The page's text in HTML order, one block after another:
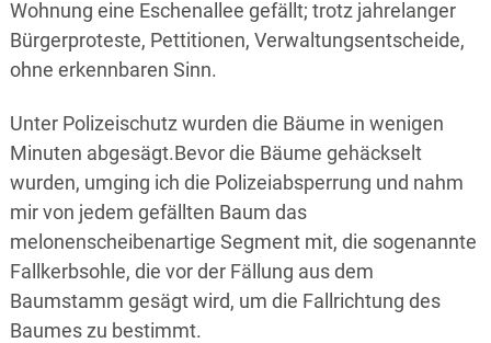
Wohnung eine Eschenallee gefällt; trotz jahrelanger
Bürgerproteste, Pettitionen, Verwaltungsentscheide,
ohne erkennbaren Sinn.
Unter Polizeischutz wurden die Bäume in wenigen
Minuten abgesägt.Bevor die Bäume gehäckselt
wurden, umging ich die Polizeiabsperrung und nahm
mir von jedem gefällten Baum das
melonenscheibenartige Segment mit, die sogenannte
Fallkerbsohle, die vor der Fällung aus dem
Baumstamm gesägt wird, um die Fallrichtung des
Baumes zu bestimmt.